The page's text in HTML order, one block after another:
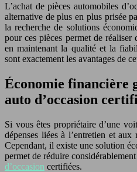
L’achat de pièces automobiles
alternative de plus en plus prisée
la recherche de solutions
pour ces pièces permet de
en maintenant la qualité et la
sont exactement les avantages de
Économie financière
auto d’occasion
Si vous êtes propriétaire d’une
dépenses liées à l’entretien et aux
Cependant, il existe une solution
permet de réduire considérablement
d’occasion certifiées.